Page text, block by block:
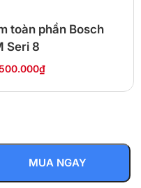
toàn phần Bosch
Seri 8
MUA NGAY